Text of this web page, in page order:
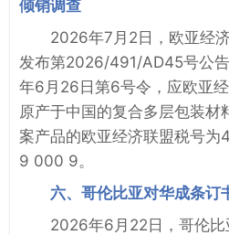
倾销调查
2026年7月2日，欧亚经
发布第2026/491/AD45号公
年6月26日第6号令，应欧亚
原产于中国的复合多层包装材
案产品的欧亚经济联盟税号
9 000 9。
六、哥伦比亚对华成条订
2026年6月22日，哥伦比